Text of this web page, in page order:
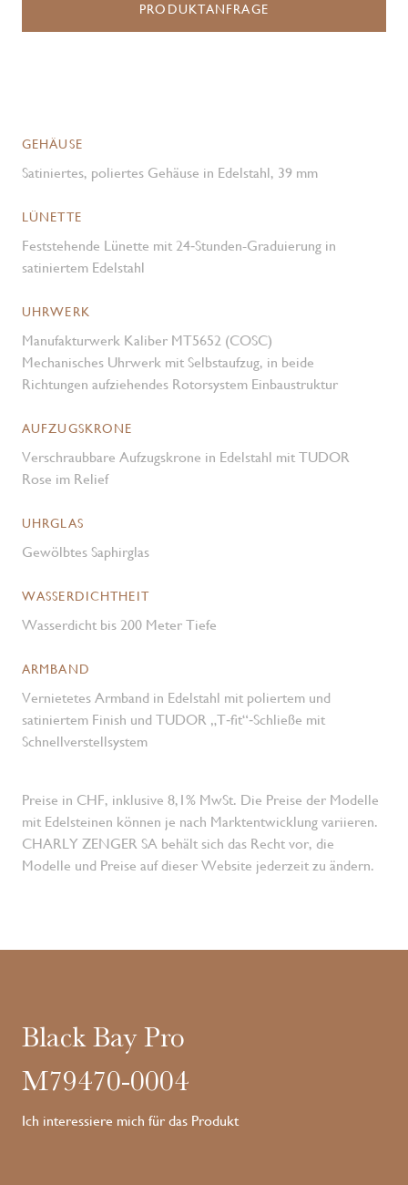
PRODUKTANFRAGE
GEHÄUSE
Satiniertes, poliertes Gehäuse in Edelstahl, 39 mm
LÜNETTE
Feststehende Lünette mit 24‑Stunden-Graduierung in
satiniertem Edelstahl
UHRWERK
Manufakturwerk Kaliber MT5652 (COSC)
Mechanisches Uhrwerk mit Selbstaufzug, in beide
Richtungen aufziehendes Rotorsystem Einbaustruktur
AUFZUGSKRONE
Verschraubbare Aufzugskrone in Edelstahl mit TUDOR
Rose im Relief
UHRGLAS
Gewölbtes Saphirglas
WASSERDICHTHEIT
Wasserdicht bis 200 Meter Tiefe
ARMBAND
Vernietetes Armband in Edelstahl mit poliertem und
satiniertem Finish und TUDOR „T‑fit“‑Schließe mit
Schnell­verstell­system
Preise in CHF, inklusive 8,1% MwSt. Die Preise der Modelle
mit Edelsteinen können je nach Marktentwicklung variieren.
CHARLY ZENGER SA behält sich das Recht vor, die
Modelle und Preise auf dieser Website jederzeit zu ändern.
Black Bay Pro
M79470-0004
Ich interessiere mich für das Produkt